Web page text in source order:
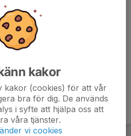
kakor
kakor (cookies) för att vår
bra för dig. De används
i syfte att hjälpa oss att
våra tjänster.
vi cookies